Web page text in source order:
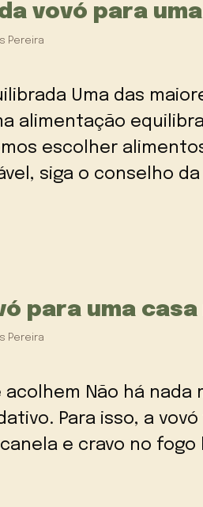
vovó para
Pereira
Uma das
alimentação
escolher
siga o conselho
para uma
Pereira
acolhem Não há
Para isso, a
e cravo no